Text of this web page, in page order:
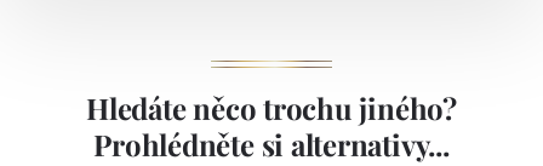
Hledáte něco trochu jiného?
Prohlédněte si alternativy...